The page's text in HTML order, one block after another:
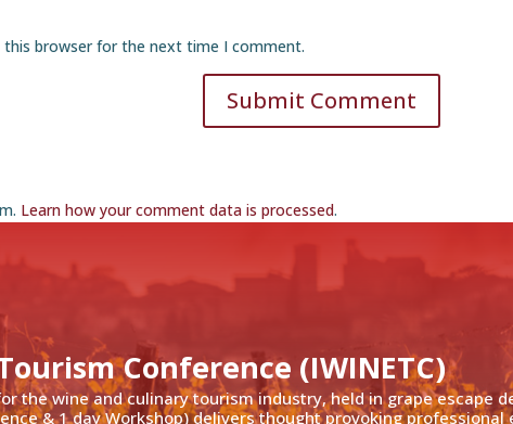
this browser for the next time I comment.
Submit Comment
Learn how your comment data is processed.
the wine and culinary tourism industry, held in grape escape
& 1 day Workshop) delivers thought provoking professional
Conference (IWINETC)